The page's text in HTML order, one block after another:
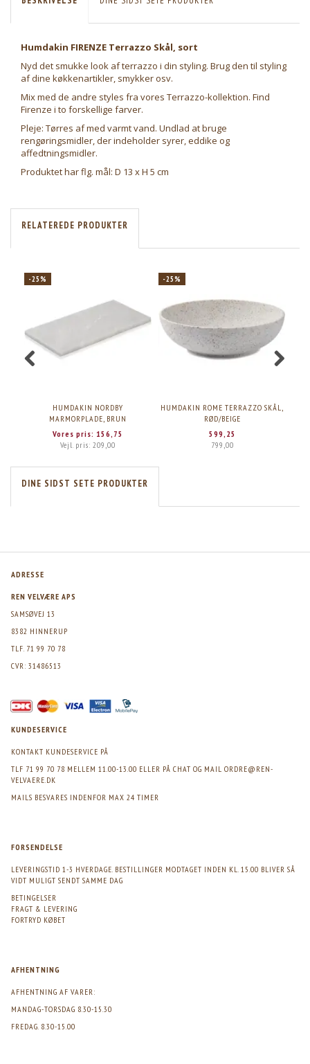
Humdakin FIRENZE Terrazzo Skål, sort
Nyd det smukke look af terrazzo i din styling. Brug den til styling
af dine køkkenartikler, smykker osv.
Mix med de andre styles fra vores Terrazzo-kollektion. Find
Firenze i to forskellige farver.
Pleje: Tørres af med varmt vand. Undlad at bruge
rengøringsmidler, der indeholder syrer, eddike og
affedtningsmidler.
Produktet har flg. mål: D 13 x H 5 cm
RELATEREDE PRODUKTER
-25%
HUMDAKIN NORDBY
MARMORPLADE, BRUN
Vores pris: 156,75
Vejl. pris: 209,00
-25%
HUMDAKIN ROME TERRAZZO SKÅL,
RØD/BEIGE
599,25
799,00
DINE SIDST SETE PRODUKTER
ADRESSE
REN VELVÆRE APS
SAMSØVEJ 13
8382 HINNERUP
TLF. 71 99 70 78
CVR: 31486513
KUNDESERVICE
KONTAKT KUNDESERVICE PÅ
TLF 71 99 70 78 MELLEM 11.00-13.00 ELLER PÅ CHAT OG MAIL ORDRE@REN-
VELVAERE.DK
MAILS BESVARES INDENFOR MAX 24 TIMER
FORSENDELSE
LEVERINGSTID 1-3 HVERDAGE. BESTILLINGER MODTAGET INDEN KL. 15.00 BLIVER SÅ
VIDT MULIGT SENDT SAMME DAG
BETINGELSER
FRAGT & LEVERING
FORTRYD KØBET
AFHENTNING
AFHENTNING AF VARER:
MANDAG-TORSDAG 8.30-15.30
FREDAG. 8.30-15.00